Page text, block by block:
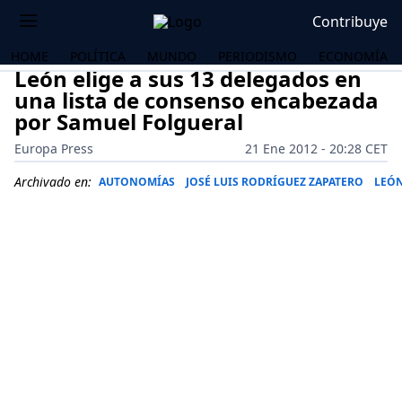
Contribuye
HOME POLÍTICA MUNDO PERIODISMO ECONOMÍA
León elige a sus 13 delegados en
una lista de consenso encabezada
por Samuel Folgueral
Europa Press
21 Ene 2012 - 20:28 CET
Archivado en: AUTONOMÍAS JOSÉ LUIS RODRÍGUEZ ZAPATERO